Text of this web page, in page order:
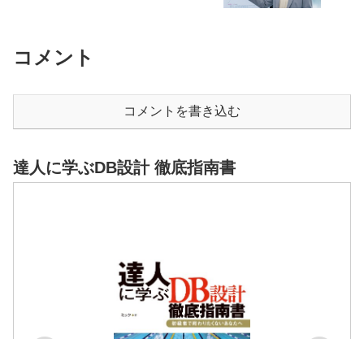
コメント
コメントを書き込む
達人に学ぶDB設計 徹底指南書